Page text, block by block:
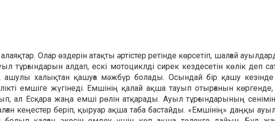
Олар өздерін атақты әртістер ретінде көрсетіп, шалғай
алдап, ескі мотоциклді сирек кездесетін көлік деп
халықтан қашуға мәжбүр болады. Осындай бір қашу кезінде
емшіге жүгінеді. Емшінің қалай ақша тауып отырғанын
ал Есқара жаңа емші рөлін атқарады. Ауыл тұрғындарының
кеңестер беріп, қыруар ақша таба бастайды. «Емшінің» даңқы